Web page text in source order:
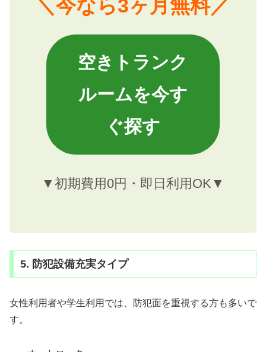
＼今なら3ヶ月無料／
空きトランク
ルームを今す
ぐ探す
▼初期費用0円・即日利用OK▼
5. 防犯設備充実タイプ
女性利用者や学生利用では、防犯面を重視する方も多いで
す。